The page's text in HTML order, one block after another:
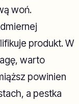
woń.
produkt. W
warto
powinien
a pestka